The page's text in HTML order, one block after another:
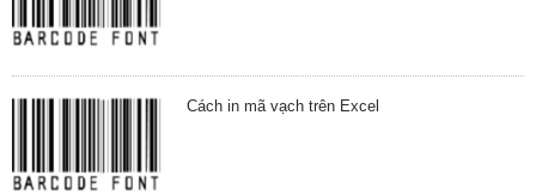
Cách in mã vạch trên Excel